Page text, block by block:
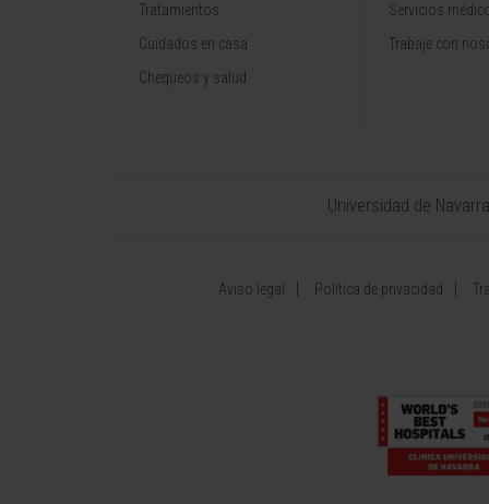
Tratamientos
Cuidados en casa
Chequeos y salud
Servicios
Trabaje con
Universidad de Navarra
Aviso legal Política de privacidad